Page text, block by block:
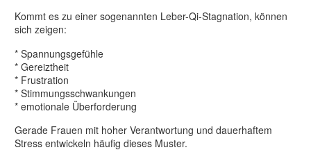
Kommt es zu einer sogenannten Leber-Qi-Stagnation, können
sich zeigen:
* Spannungsgefühle
* Gereiztheit
* Frustration
* Stimmungsschwankungen
* emotionale Überforderung
Gerade Frauen mit hoher Verantwortung und dauerhaftem
Stress entwickeln häufig dieses Muster.